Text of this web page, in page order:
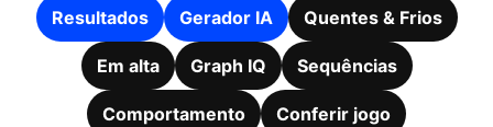
Resultados Gerador IA Quentes & Frios
Em alta Graph IQ Sequências
Comportamento Conferir jogo